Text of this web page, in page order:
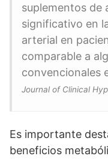
suplementos de
significativo en
arterial en
comparable a
convencionales
Journal of Clinical
Es importante
beneficios